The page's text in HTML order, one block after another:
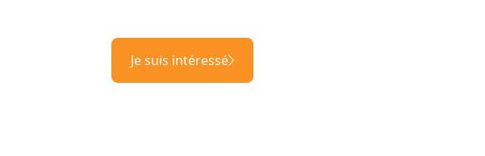
Je suis intéressé